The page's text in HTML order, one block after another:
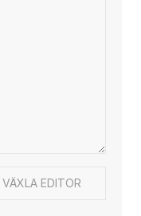
VÄXLA EDITOR